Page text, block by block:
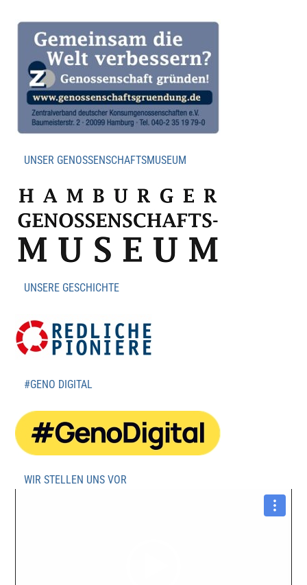
UNSER GENOSSENSCHAFTSMUSEUM
UNSERE GESCHICHTE
#GENO DIGITAL
WIR STELLEN UNS VOR